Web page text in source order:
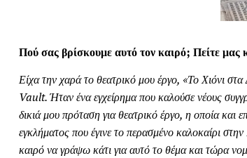
Πού σας βρίσκουμε αυτό τον καιρό; Πείτε μας
Είχα την χαρά το θεατρικό μου έργο, «Το Χιόνι
Vault. Ήταν ένα εγχείρημα που καλούσε νέους
δικιά μου πρόταση για θεατρικό έργο, η οποία
εγκλήματος που έγινε το περασμένο καλοκαίρι
καιρό να γράψω κάτι για αυτό το θέμα και τώρα